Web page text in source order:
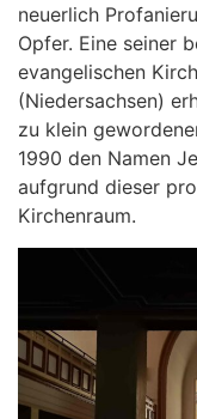
neuerlich
Opfer. Eine seiner
evangelischen
(Niedersachsen)
zu klein
1990 den Namen
aufgrund dieser
Kirchenraum.